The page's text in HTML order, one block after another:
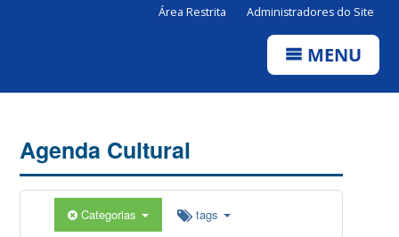
Área Restrita Administradores do Site
MENU
Agenda Cultural
Categorias tags
5:00